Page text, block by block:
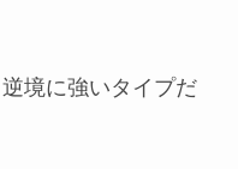
境に強いタイプだ